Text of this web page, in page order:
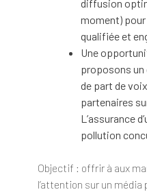
diffusion
moment)
qualifiée et
Une
proposons un
de part de
partenaires
L’assurance
pollution
Objectif : offrir à aux
l’attention sur un